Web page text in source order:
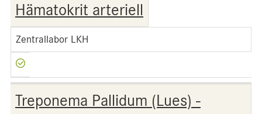
Hämatokrit arteriell
Zentrallabor LKH
Treponema Pallidum (Lues) -